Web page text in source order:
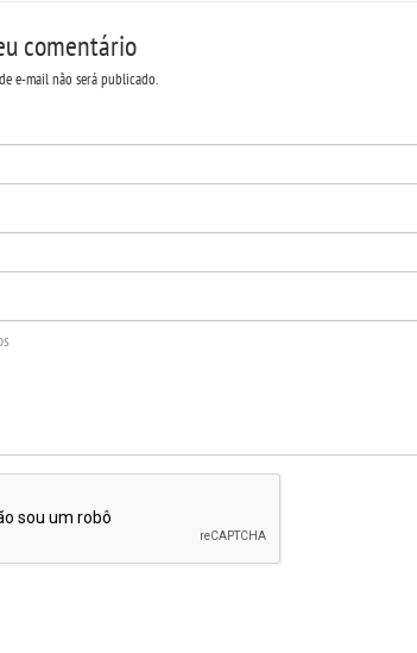
comentário
e-mail não será publicado.